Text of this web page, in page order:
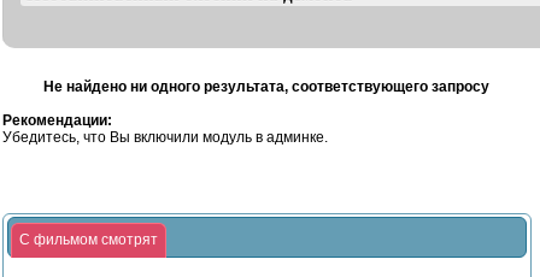
Не найдено ни одного результата, соответствующего запросу
Рекомендации:
Убедитесь, что Вы включили модуль в админке.
С фильмом смотрят